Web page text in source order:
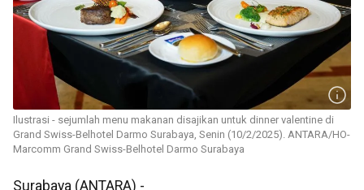
Ilustrasi - sejumlah menu makanan disajikan untuk dinner valentine di
Grand Swiss-Belhotel Darmo Surabaya, Senin (10/2/2025). ANTARA/HO-
Marcomm Grand Swiss-Belhotel Darmo Surabaya
Surabaya (ANTARA) -